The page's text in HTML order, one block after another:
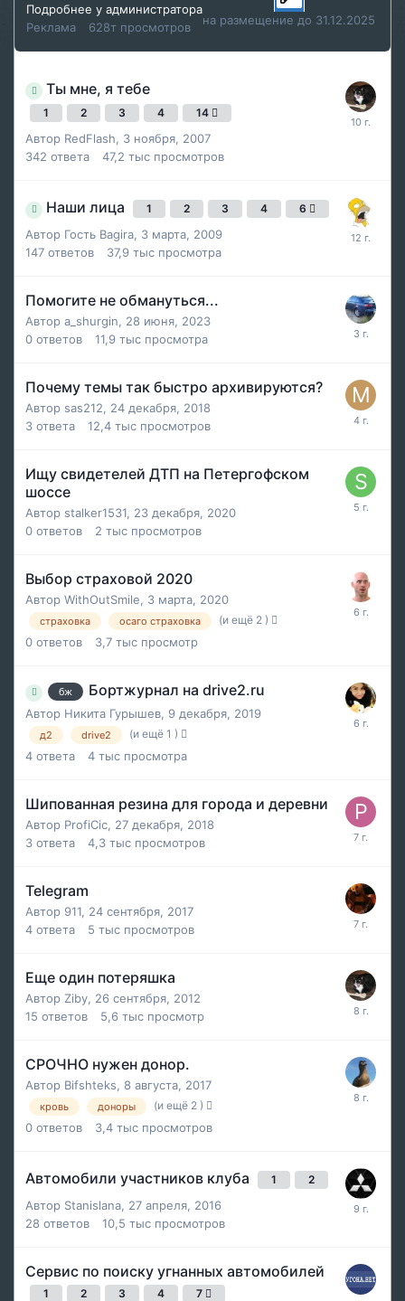
Подробнее у администратора
Реклама
628т просмотров на размещение до 31.12.2025
Ты мне, я тебе
1 2 3 4 14
Автор RedFlash, 3 ноября, 2007
342 ответа 47,2 тыс просмотров
Наши лица 1 2 3 4 6
Автор Гость Bagira, 3 марта, 2009
147 ответов 37,9 тыс просмотра
Помогите не обмануться...
Автор a_shurgin, 28 июня, 2023
0 ответов 11,9 тыс просмотра
Почему темы так быстро архивируются?
Автор sas212, 24 декабря, 2018
3 ответа 12,4 тыс просмотров
Ищу свидетелей ДТП на Петергофском
шоссе
Автор stalker1531, 23 декабря, 2020
0 ответов 2 тыс просмотров
Выбор страховой 2020
Автор WithOutSmile, 3 марта, 2020
страховка осаго страховка (и ещё 2 )
0 ответов 3,7 тыс просмотр
бж Бортжурнал на drive2.ru
Автор Никита Гурышев, 9 декабря, 2019
д2 drive2 (и ещё 1 )
4 ответа 4 тыс просмотра
Шипованная резина для города и деревни
Автор ProfiCic, 27 декабря, 2018
3 ответа 4,3 тыс просмотров
Telegram
Автор 911, 24 сентября, 2017
4 ответа 5 тыс просмотров
Еще один потеряшка
Автор Ziby, 26 сентября, 2012
15 ответов 5,6 тыс просмотр
СРОЧНО нужен донор.
Автор Bifshteks, 8 августа, 2017
кровь доноры (и ещё 2 )
0 ответов 3,4 тыс просмотров
Автомобили участников клуба 1 2
Автор Stanislana, 27 апреля, 2016
28 ответов 10,5 тыс просмотров
Сервис по поиску угнанных автомобилей
1 2 3 4 7